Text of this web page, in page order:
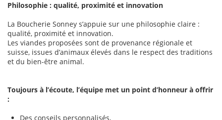
Philosophie : qualité, proximité et innovation
La Boucherie Sonney s’appuie sur une philosophie claire :
qualité, proximité et innovation.
Les viandes proposées sont de provenance régionale et
suisse, issues d’animaux élevés dans le respect des traditions
et du bien-être animal.
Toujours à l’écoute, l’équipe met un point d’honneur à offrir
:
Des conseils personnalisés,